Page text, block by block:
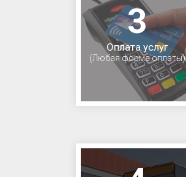
3
Оплата услуг
(Любая форма оплаты)